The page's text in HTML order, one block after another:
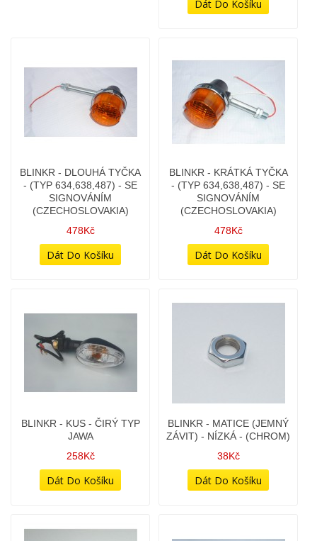
BLINKR - DLOUHÁ TYČKA
- (TYP 634,638,487) - SE
SIGNOVÁNÍM
(CZECHOSLOVAKIA)
478Kč
BLINKR - KRÁTKÁ TYČKA
- (TYP 634,638,487) - SE
SIGNOVÁNÍM
(CZECHOSLOVAKIA)
478Kč
BLINKR - KUS - ČIRÝ TYP
JAWA
258Kč
BLINKR - MATICE (JEMNÝ
ZÁVIT) - NÍZKÁ - (CHROM)
38Kč